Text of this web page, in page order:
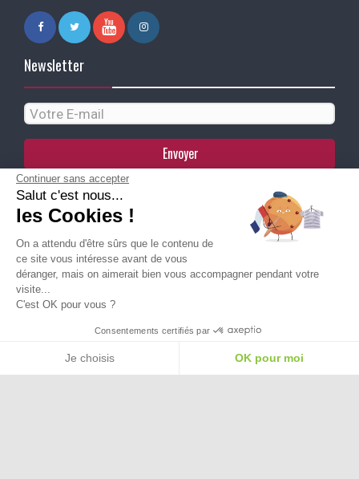
Besoin d'aide pour choisir une
taille ou une pointure ?
Newsletter
Envoyer
Paiement Sécurisé
Ma Livraison
Continuer sans accepter
Salut c'est nous...
les Cookies !
On a attendu d'être sûrs que le contenu de
ce site vous intéresse avant de vous
déranger, mais on aimerait bien vous accompagner pendant votre
visite...
C'est OK pour vous ?
Consentements certifiés par
Je choisis OK pour moi